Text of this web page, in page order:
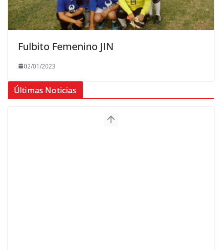
Fulbito Femenino JIN
02/01/2023
Últimas Noticias